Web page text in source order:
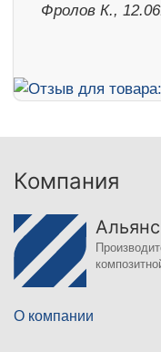
Фролов К.,
Компания
О компании